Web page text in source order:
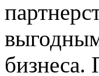
бизнеса.